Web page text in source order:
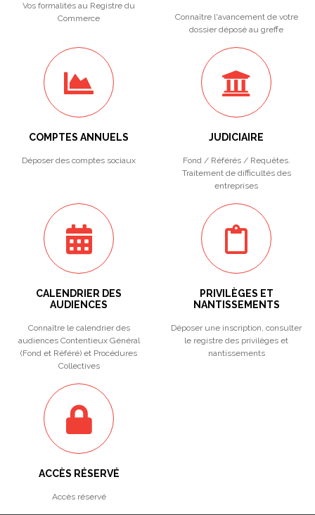
Vos formalités au Registre du
Commerce
Connaître l'avancement de votre
dossier déposé au greffe
COMPTES ANNUELS
Déposer des comptes sociaux
JUDICIAIRE
Fond / Référés / Requêtes.
Traitement de difficultés des
entreprises
CALENDRIER DES
AUDIENCES
Connaître le calendrier des
audiences Contentieux Général
(Fond et Référé) et Procédures
Collectives
PRIVILÈGES ET
NANTISSEMENTS
Déposer une inscription, consulter
le registre des privilèges et
nantissements
ACCÈS RÉSERVÉ
Accès réservé